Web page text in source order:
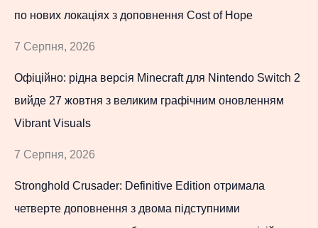
по нових локаціях з доповнення Cost of Hope
7 Серпня, 2026
Офіційно: рідна версія Minecraft для Nintendo Switch 2
вийде 27 жовтня з великим графічним оновленням
Vibrant Visuals
7 Серпня, 2026
Stronghold Crusader: Definitive Edition отримала
четверте доповнення з двома підступними